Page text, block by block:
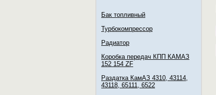
Бак топливный
Турбокомпрессор
Радиатор
Коробка передач КПП КАМАЗ
152 154 ZF
Раздатка КамАЗ 4310, 43114,
43118, 65111, 6522